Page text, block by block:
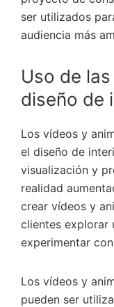
ser utilizados
audiencia más
Uso de
diseño de
Los vídeos y
el diseño de
visualización y
realidad
crear vídeos y
clientes explorar
experimentar
Los vídeos y
pueden ser